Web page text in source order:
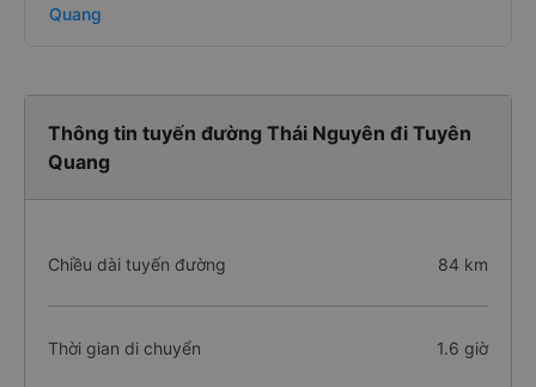
Quang
Thông tin tuyến đường Thái Nguyên đi Tuyên
Quang
Chiều dài tuyến đường 84 km
Thời gian di chuyển 1.6 giờ